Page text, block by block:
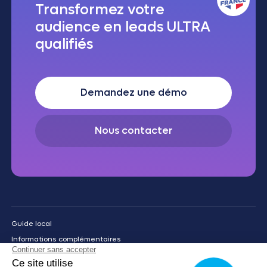
Transformez votre
audience en leads ULTRA
qualifiés
Demandez une démo
Nous contacter
Guide local
Informations complémentaires
Mentions légales